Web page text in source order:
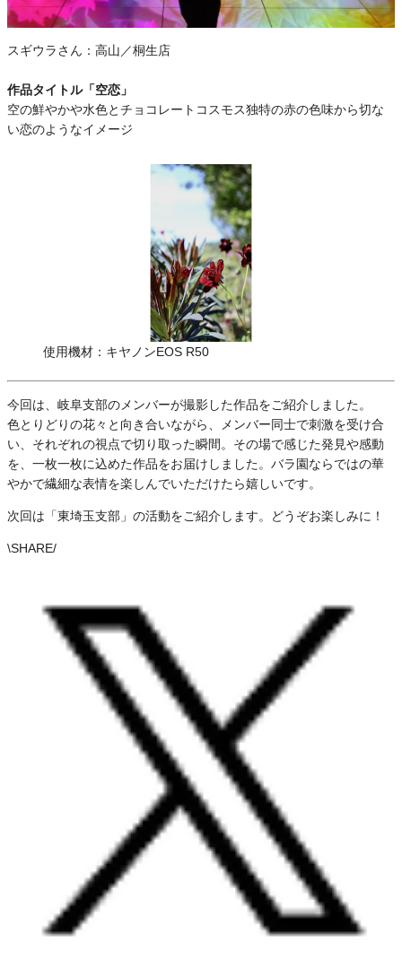
スギウラさん： 高山／桐生店
作品タイトル「空恋」
空の鮮やかや水色とチョコレートコスモス独特の赤の色味から切な
い恋のようなイメージ
使用機材：キヤノンEOS R50
今回は、岐阜支部のメンバーが撮影した作品をご紹介しました。
色とりどりの花々と向き合いながら、メンバー同士で刺激を受け合
い、それぞれの視点で切り取った瞬間。その場で感じた発見や感動
を、一枚一枚に込めた作品をお届けしました。バラ園ならではの華
やかで繊細な表情を楽しんでいただけたら嬉しいです。
次回は「東埼玉支部」の活動をご紹介します。どうぞお楽しみに！
\SHARE/